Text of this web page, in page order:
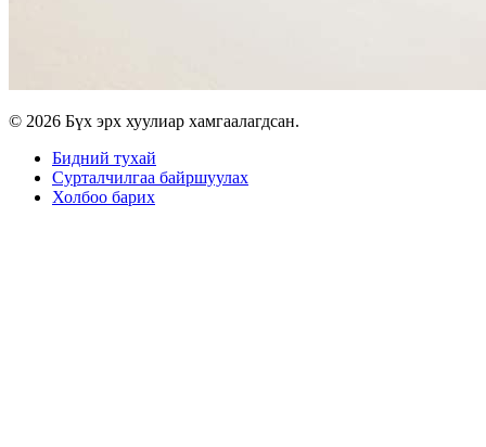
© 2026 Бүх эрх хуулиар хамгаалагдсан.
Бидний тухай
Сурталчилгаа байршуулах
Холбоо барих